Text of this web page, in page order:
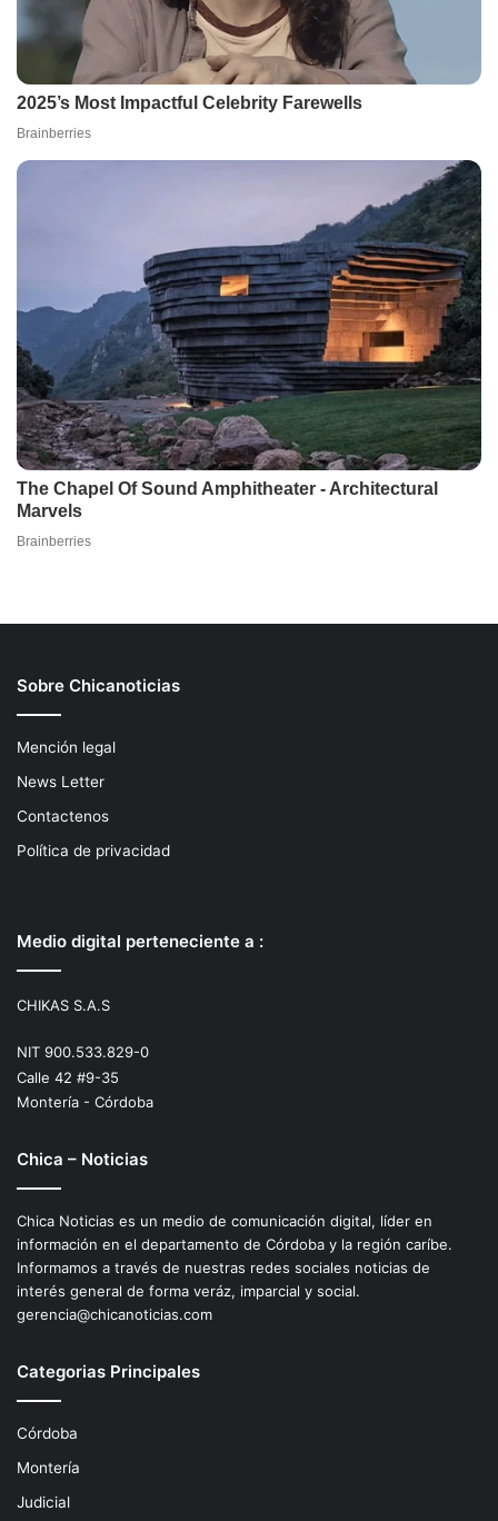
Sobre Chicanoticias
Mención legal
News Letter
Contactenos
Política de privacidad
Medio digital perteneciente a :
CHIKAS S.A.S
NIT 900.533.829-0
Calle 42 #9-35
Montería - Córdoba
Chica – Noticias
Chica Noticias es un medio de comunicación digital, líder en
información en el departamento de Córdoba y la región caríbe.
Informamos a través de nuestras redes sociales noticias de
interés general de forma veráz, imparcial y social.
gerencia@chicanoticias.com
Categorias Principales
Córdoba
Montería
Judicial